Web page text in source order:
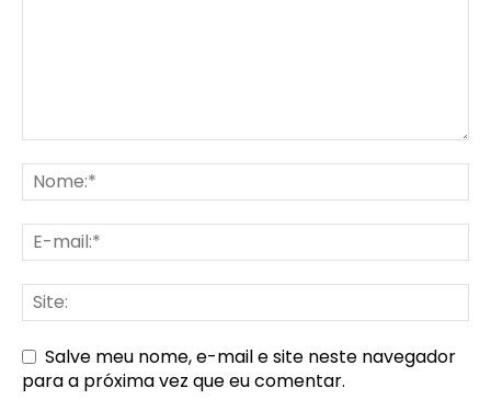
Salve meu nome, e-mail e site neste navegador
para a próxima vez que eu comentar.